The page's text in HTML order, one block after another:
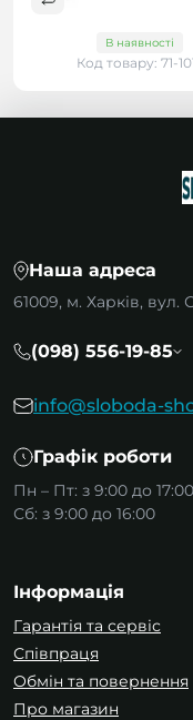
В наявності
Код товару: 71-
Наша адреса
61009, м. Харків, вул.
(098) 556-19-85
info@sloboda-
Графік роботи
Пн – Пт: з 9:00 до 17:00
Сб: з 9:00 до 16:00
Інформація
Гарантія та сервіс
Співпраця
Обмін та повернення
Про магазин